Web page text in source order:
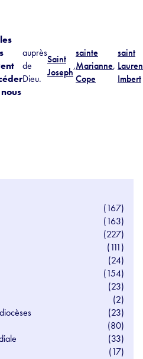
auprès
de
Dieu.
Saint
Joseph
,
sainte
Marianne
Cope
,
saint
Imbert
(167)
(163)
(227)
(111)
(24)
(154)
(23)
(2)
(23)
(80)
(33)
(17)